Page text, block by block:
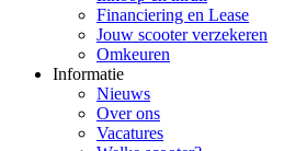
Financiering en Lease
Jouw scooter verzekeren
Omkeuren
Informatie
Nieuws
Over ons
Vacatures